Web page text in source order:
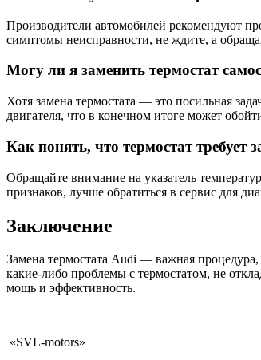
Производители автомобилей рекомендуют
симптомы неисправности, не ждите, а
Могу ли я заменить термостат
Хотя замена термостата — это посильная
двигателя, что в конечном итоге может
Как понять, что термостат требует
Обращайте внимание на указатель
признаков, лучше обратиться в сервис для
Заключение
Замена термостата Audi — важная
какие-либо проблемы с термостатом, не
мощь и эффективность.
«SVL-motors»